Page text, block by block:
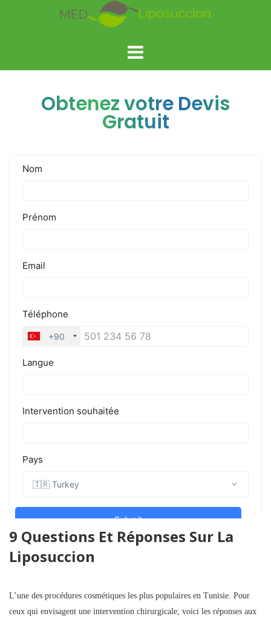
Obtenez votre Devis
Gratuit
9 Questions Et Réponses Sur La
Liposuccion
L’une des procédures cosmétiques les plus populaires en Tunisie. Pour
ceux qui envisagent une intervention chirurgicale, voici les réponses aux